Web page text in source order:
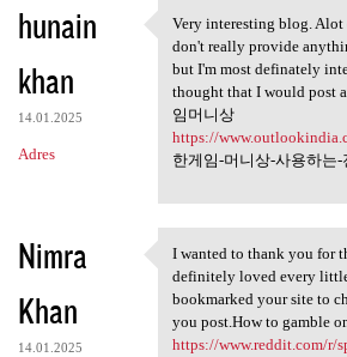
hunain
khan
14.01.2025
Adres
Very interesting
Very interesting blog. Alot
don't really provide
but I'm most definately
thought that I would post
임머니상
https://
한게임-머니상-사용하는-
Nimra
Khan
14.01.2025
I wanted to thank
I wanted to thank you for
definitely loved every
bookmarked your site to
you post.How to gamble
https://www.reddit.com/r/